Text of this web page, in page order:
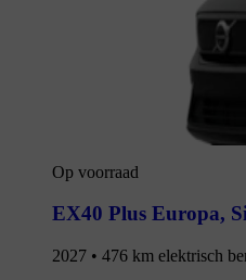
Op voorraad
EX40 Plus Europa,
2027 • 476 km elektrisch